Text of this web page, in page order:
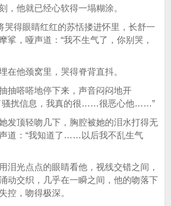
他就已经心软得一塌糊涂。
得眼睛红红的苏恬搂进怀里，长舒一
挲，哑声道：“我不生气了，你别哭，
他颈窝里，哭得脊背直抖。
嗒嗒地停下来，声音闷闷地开
骚扰信息，我真的很……很恶心他……”
顶轻吻几下，胸腔被她的泪水打得无
道：“我知道了……以后我不乱生气
光点点的眼睛看他，视线交错之间，
动交织，几乎在一瞬之间，他的吻落下
控，吻得极深。